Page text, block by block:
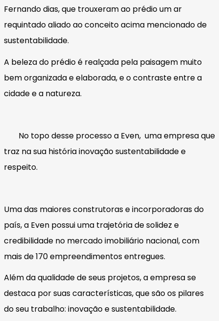
Fernando dias, que trouxeram ao prédio um ar
requintado aliado ao conceito acima mencionado de
sustentabilidade.
A beleza do prédio é realçada pela paisagem muito
bem organizada e elaborada, e o contraste entre a
cidade e a natureza.
No topo desse processo a Even, uma empresa que
traz na sua história inovação sustentabilidade e
respeito.
Uma das maiores construtoras e incorporadoras do
país, a Even possui uma trajetória de solidez e
credibilidade no mercado imobiliário nacional, com
mais de 170 empreendimentos entregues.
Além da qualidade de seus projetos, a empresa se
destaca por suas características, que são os pilares
do seu trabalho: inovação e sustentabilidade.